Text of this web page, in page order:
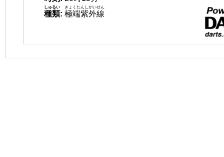
種類
しゅるい
: 極端紫外線
きょくたんしがいせん